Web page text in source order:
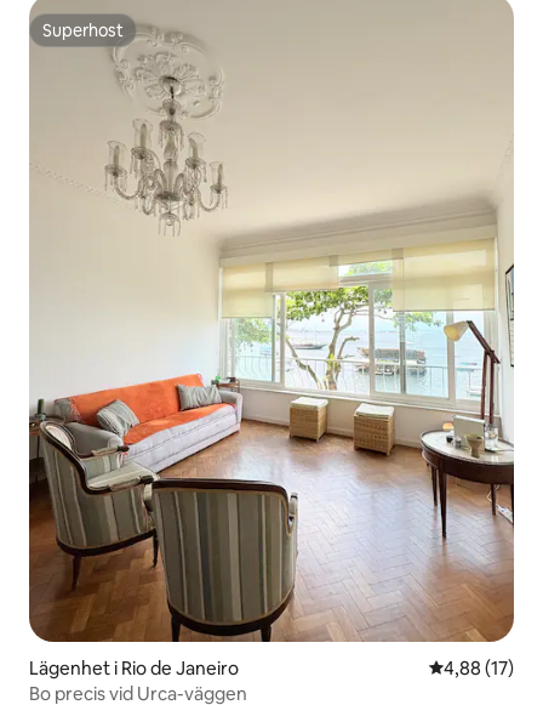
Superhost
Superhost
Lägenhet i Rio de Janeiro 4,88 av 5 i
4,88 (17)
Bo precis vid Urca-väggen